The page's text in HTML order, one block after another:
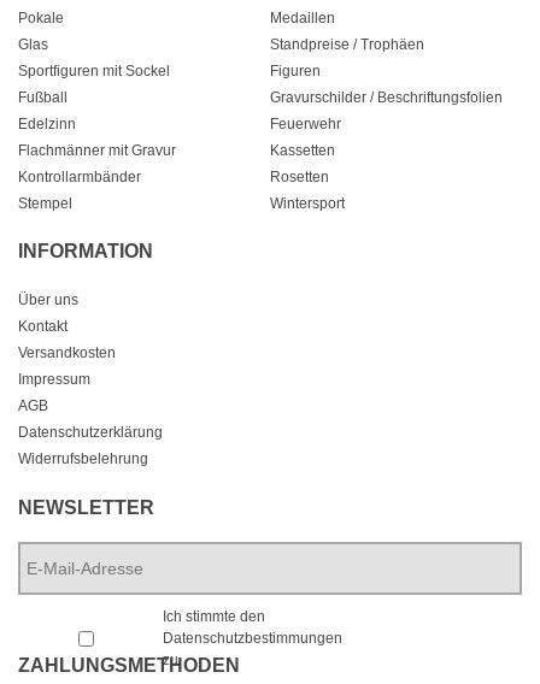
Pokale
Medaillen
Glas
Standpreise / Trophäen
Sportfiguren mit Sockel
Figuren
Fußball
Gravurschilder / Beschriftungsfolien
Edelzinn
Feuerwehr
Flachmänner mit Gravur
Kassetten
Kontrollarmbänder
Rosetten
Stempel
Wintersport
INFORMATION
Über uns
Kontakt
Versandkosten
Impressum
AGB
Datenschutzerklärung
Widerrufsbelehrung
NEWSLETTER
Mail-
Adresse *
Ich stimmte den
Datenschutzbestimmungen
zu.
ZAHLUNGSMETHODEN